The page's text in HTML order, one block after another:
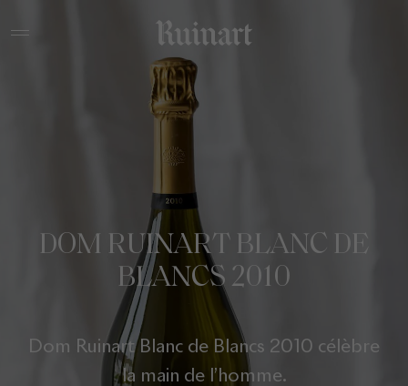
DOM RUINART BLANC DE
BLANCS 2010
Dom Ruinart Blanc de Blancs 2010 célèbre
la main de l’homme.